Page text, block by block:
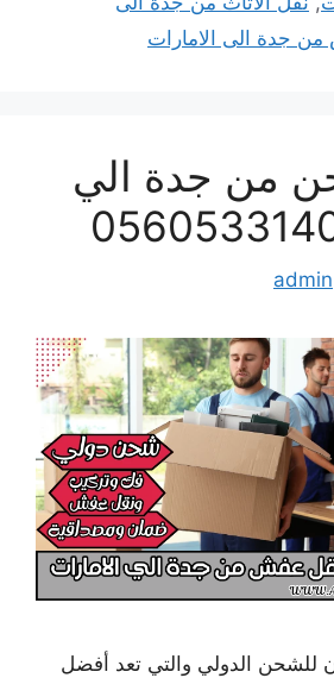
جدة الى الامارات
من جدة الي
admin
للشحن الدولي والتي تعد أفضل